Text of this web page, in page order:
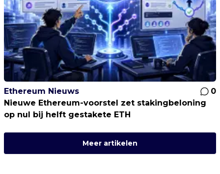
Ethereum Nieuws
0
Nieuwe Ethereum-voorstel zet stakingbeloning
op nul bij helft gestakete ETH
Meer artikelen